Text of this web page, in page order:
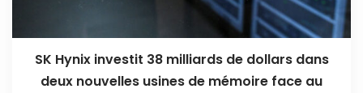
SK Hynix investit 38 milliards de dollars dans
deux nouvelles usines de mémoire face au